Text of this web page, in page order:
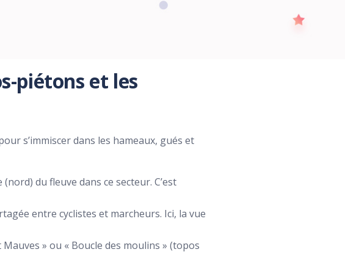
piétons et les
s’immiscer dans les hameaux, gués et
du fleuve dans ce secteur. C’est
entre cyclistes et marcheurs. Ici, la vue
» ou « Boucle des moulins » (topos